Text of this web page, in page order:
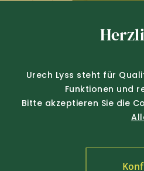
mit Reissverschluss
Urech Lyss steht für
Funktionen und
Bitte akzeptieren Sie die